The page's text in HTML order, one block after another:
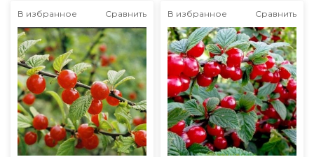
В избранное Сравнить В избранное Сравнить